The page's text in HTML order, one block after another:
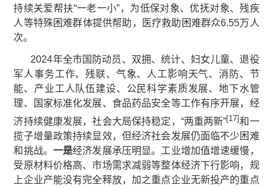
持续关爱帮扶“一老一小”，为低保对象、优抚对象、残疾
人等特殊困难群体提供帮助，医疗救助困难群众6.55万人
次。
2024年全市国防动员、双拥、统计、妇女儿童、退役
军人事务工作、残联、气象、人工影响天气、消防、节
能、产业工人队伍建设、公民科学素质发展、地下水管
理、国家标准化发展、食品药品安全等工作有序开展，经
济持续健康发展，社会大局保持稳定，“两重两新”[17]和一
揽子增量政策持续显效，但经济社会发展仍面临不少困难
和挑战。 一是经济发展承压明显。工业增加值增速缓慢，
受原材料价格高、市场需求减弱等整体经济下行影响，规
上企业产能没有完全释放，加之重点企业无新投产的重点